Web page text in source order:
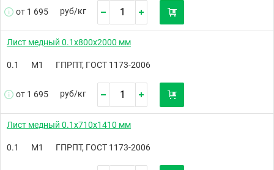
от 1 695 руб/кг
Лист медный 0.1х800х2000 мм
0.1 М1 ГПРПТ, ГОСТ 1173-2006
от 1 695 руб/кг
Лист медный 0.1х710х1410 мм
0.1 М1 ГПРПТ, ГОСТ 1173-2006